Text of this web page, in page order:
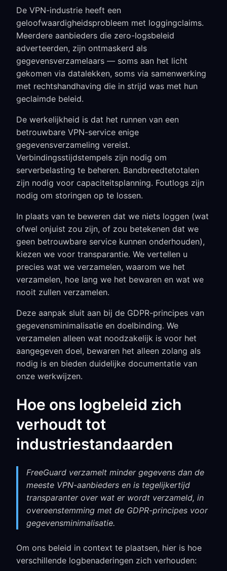
De VPN-industrie heeft een
geloofwaardigheidsprobleem met loggingclaims.
Meerdere aanbieders die zero-logsbeleid
adverteerden, zijn ontmaskerd als
gegevensverzamelaars — soms aan het licht
gekomen via datalekken, soms via samenwerking
met rechtshandhaving die in strijd was met hun
geclaimde beleid.
De werkelijkheid is dat het runnen van een
betrouwbare VPN-service enige
gegevensverzameling vereist.
Verbindingsstijdstempels zijn nodig om
serverbelasting te beheren. Bandbreedtetotalen
zijn nodig voor capaciteitsplanning. Foutlogs zijn
nodig om storingen op te lossen.
In plaats van te beweren dat we niets loggen (wat
ofwel onjuist zou zijn, of zou betekenen dat we
geen betrouwbare service kunnen onderhouden),
kiezen we voor transparantie. We vertellen u
precies wat we verzamelen, waarom we het
verzamelen, hoe lang we het bewaren en wat we
nooit zullen verzamelen.
Deze aanpak sluit aan bij de GDPR-principes van
gegevensminimalisatie en doelbinding. We
verzamelen alleen wat noodzakelijk is voor het
aangegeven doel, bewaren het alleen zolang als
nodig is en bieden duidelijke documentatie van
onze werkwijzen.
Hoe ons logbeleid zich
verhoudt tot
industriestandaarden
FreeGuard verzamelt minder gegevens dan de
meeste VPN-aanbieders en is tegelijkertijd
transparanter over wat er wordt verzameld, in
overeenstemming met de GDPR-principes voor
gegevensminimalisatie.
Om ons beleid in context te plaatsen, hier is hoe
verschillende logbenaderingen zich verhouden: